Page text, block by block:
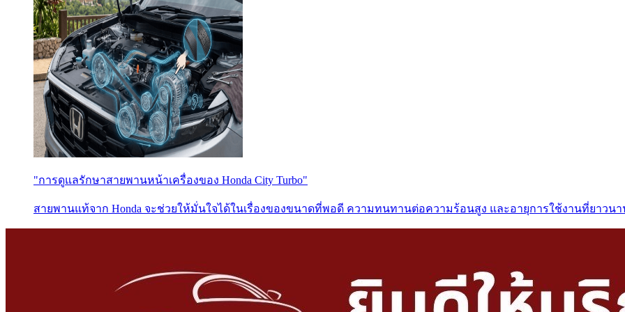
"การดูแลรักษาสายพานหน้าเครื่องของ Honda City Turbo"
สายพานแท้จาก Honda จะช่วยให้มั่นใจได้ในเรื่องของขนาดที่พอดี ความทนทานต่อความร้อนสูง และอายุการใช้งานที่ยาวน